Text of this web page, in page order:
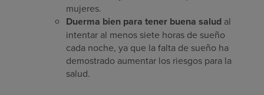
mujeres.
Duerma bien para tener buena salud al
intentar al menos siete horas de sueño
cada noche, ya que la falta de sueño ha
demostrado aumentar los riesgos para la
salud.